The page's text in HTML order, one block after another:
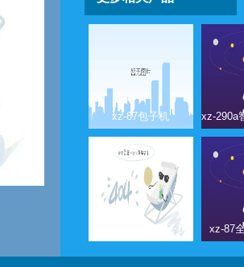
xz-87包子机
xz-85a全自动包子机 xz-87